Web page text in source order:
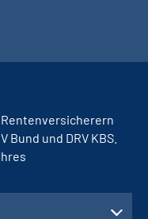
Rentenversicherern
und DRV KBS.